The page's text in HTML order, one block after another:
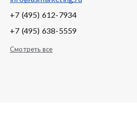
+7 (495) 612-7934
+7 (495) 638-5559
Смотреть все